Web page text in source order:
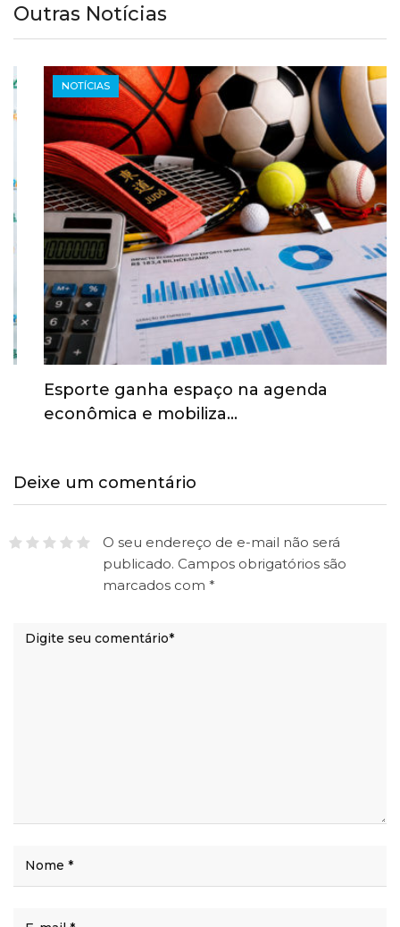
Outras Notícias
NOTÍCIAS
Esporte ganha espaço na agenda
econômica e mobiliza…
Deixe um comentário
O seu endereço de e-mail não será
publicado. Campos obrigatórios são
marcados com *